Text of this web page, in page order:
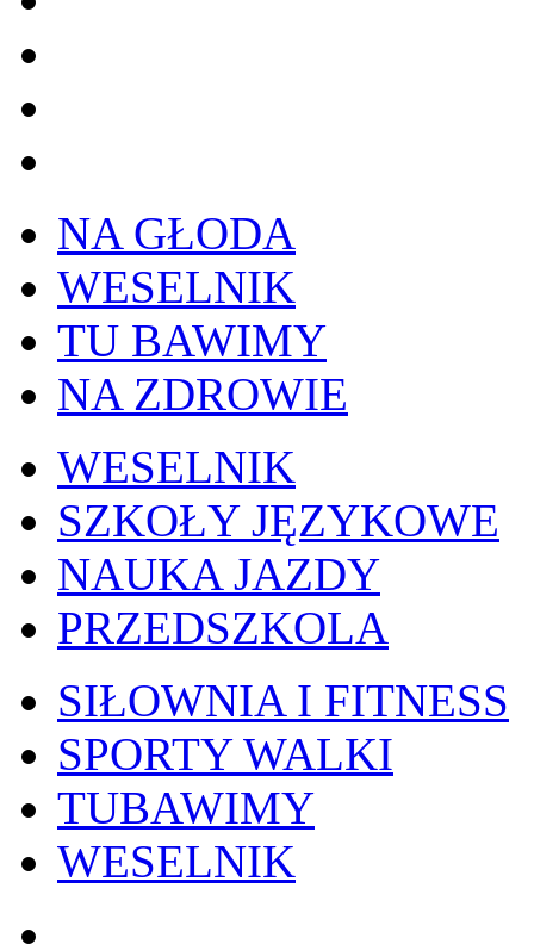
NA GŁODA
WESELNIK
TU BAWIMY
NA ZDROWIE
WESELNIK
SZKOŁY JĘZYKOWE
NAUKA JAZDY
PRZEDSZKOLA
SIŁOWNIA I FITNESS
SPORTY WALKI
TUBAWIMY
WESELNIK